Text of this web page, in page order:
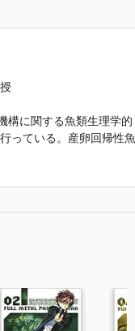
構に関する魚類生理学的
っている。産卵回帰性魚
ことを目指している。
用しています。」